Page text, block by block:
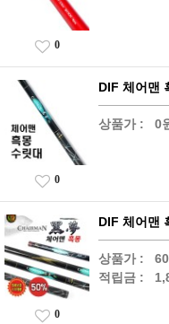
0
DIF 체어맨
상품가 : 0
0
DIF 체어맨
상품가 :
적립금 :
0